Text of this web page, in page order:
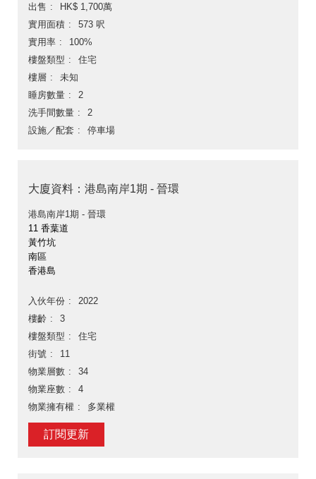
出售
HK$ 1,700萬
實用面積
573 呎
實用率
100%
樓盤類型
住宅
樓層
未知
睡房數量
2
洗手間數量
2
設施／配套
停車場
大廈資料：港島南岸1期 - 晉環
港島南岸1期 - 晉環
11 香葉道
黃竹坑
南區
香港島
入伙年份
2022
樓齡
3
樓盤類型
住宅
街號
11
物業層數
34
物業座數
4
物業擁有權
多業權
訂閱更新